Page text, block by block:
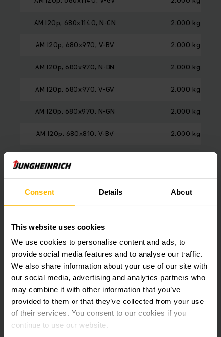
Consent Details About
This website uses cookies
We use cookies to personalise content and ads, to
provide social media features and to analyse our traffic.
We also share information about your use of our site with
our social media, advertising and analytics partners who
may combine it with other information that you’ve
provided to them or that they’ve collected from your use
of their services. You consent to our cookies if you
continue to use our website.
AM I20p, 680x1140, N-GN 2.000 kg
AM I20p, 680x970, V-BV 2.000 kg
AM I20p, 680x970, N-BN 2.000 kg
AM I20p, 680x970, V-GV 2.000 kg
AM I20p, 680x970, N-GN 2.000 kg
AM I20p, 680x810, V-BV 2.000 kg
AM I20p, 680x810, N-BN 2.000 kg
AM I20p, 680x810, V-GV 2.000 kg
AM I20p, 520x1220, V-BV
AM I20p, 520x1220, N-BN 2.000 kg
AM I20p, 520x1220, V-GV 2.000 kg
AM I20p, 520x1220, N-GN 2.000 kg
AM I20p, 520x1140, V-BV 2.000 kg